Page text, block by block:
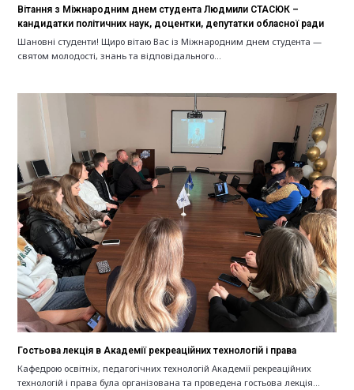
Вітання з Міжнародним днем студента Людмили СТАСЮК –
кандидатки політичних наук, доцентки, депутатки обласної ради
Шановні студенти! Щиро вітаю Вас із Міжнародним днем студента —
святом молодості, знань та відповідального…
Гостьова лекція в Академії рекреаційних технологій і права
Кафедрою освітніх, педагогічних технологій Академії рекреаційних
технологій і права була організована та проведена гостьова лекція…